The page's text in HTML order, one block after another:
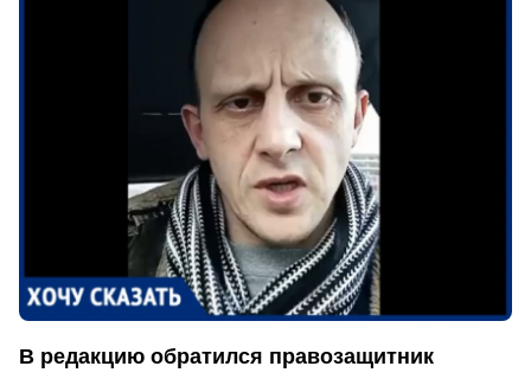
В редакцию обратился правозащитник